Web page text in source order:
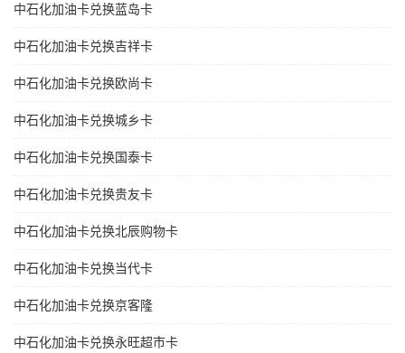
中石化加油卡兑换蓝岛卡
中石化加油卡兑换吉祥卡
中石化加油卡兑换欧尚卡
中石化加油卡兑换城乡卡
中石化加油卡兑换国泰卡
中石化加油卡兑换贵友卡
中石化加油卡兑换北辰购物卡
中石化加油卡兑换当代卡
中石化加油卡兑换京客隆
中石化加油卡兑换永旺超市卡